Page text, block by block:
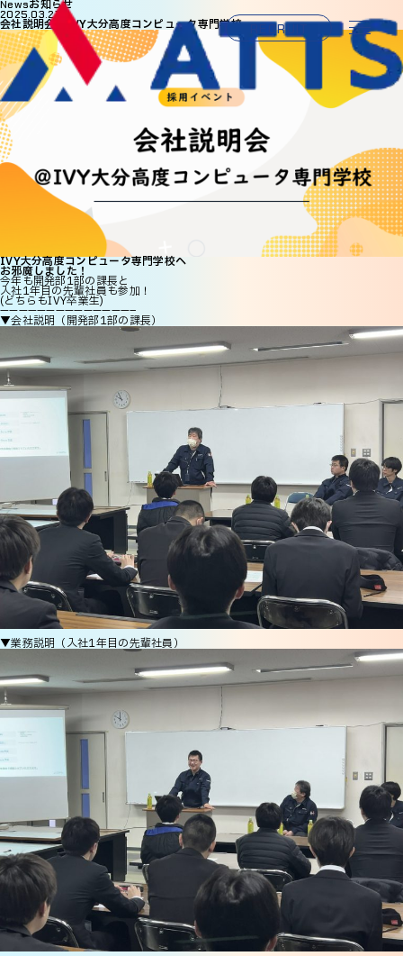
RECRUIT
Newsお知らせ
2025.03.27
会社説明会＠IVY大分高度コンピュータ専門学校
IVY大分高度コンピュータ専門学校へ
お邪魔しました！
今年も開発部1部の課長と
入社1年目の先輩社員も参加！
(どちらもIVY卒業生)
——————————————–
▼会社説明（開発部1部の課長）
▼業務説明（入社1年目の先輩社員）